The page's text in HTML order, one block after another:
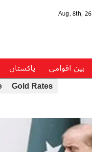
Aug, 8th, 26
بین اقوامی پاکستان
Gold Rates